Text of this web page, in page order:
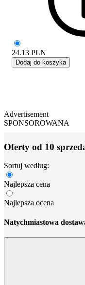
24.13 PLN
Dodaj do koszyka
Advertisement
SPONSOROWANA
Oferty od 10
Sortuj według:
Najlepsza cena
Najlepsza ocena
Natychmiastowa